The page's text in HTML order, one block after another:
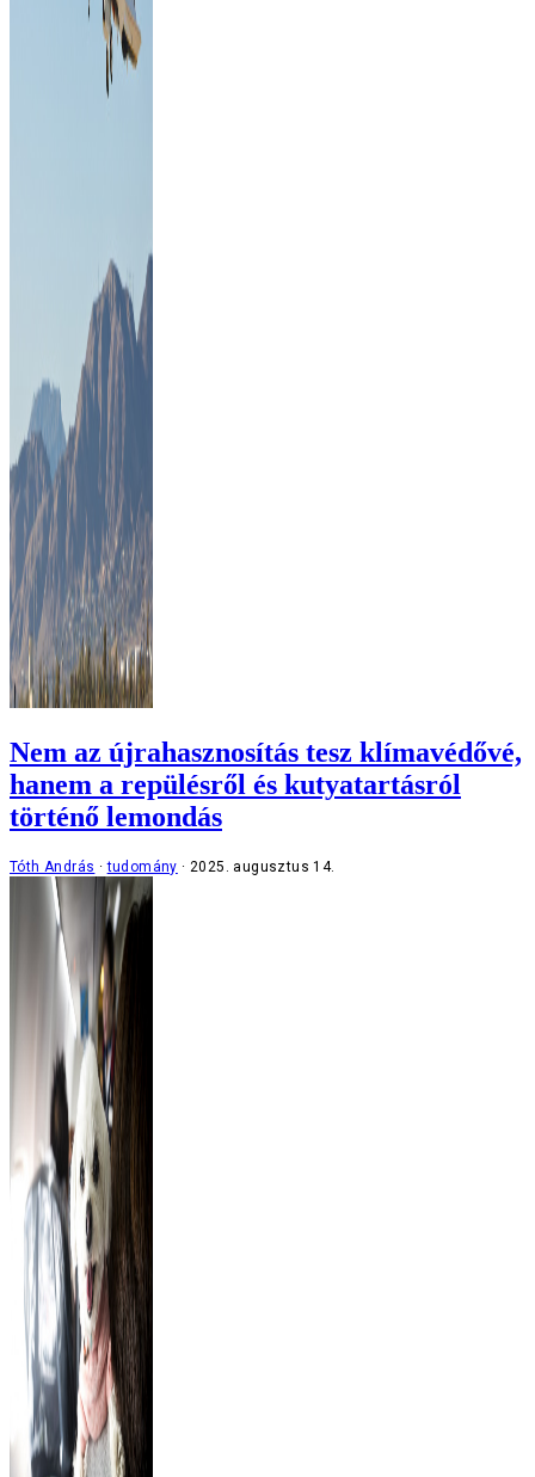
Nem az újrahasznosítás tesz klímavédővé,
hanem a repülésről és kutyatartásról
történő lemondás
Tóth András tudomány 2025. augusztus 14.